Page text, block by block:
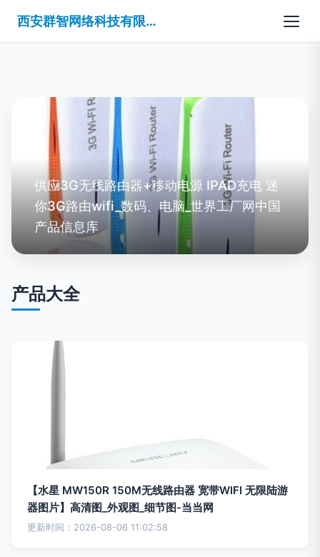
西安群智网络科技有限公司
供应3G无线路由器+移动电源 IPAD充电 迷
你3G路由wifi_数码、电脑_世界工厂网中国
产品信息库
产品大全
【水星 MW150R 150M无线路由器 宽带WIFI 无限陆游
器图片】高清图_外观图_细节图-当当网
更新时间：2026-08-06 11:02:58